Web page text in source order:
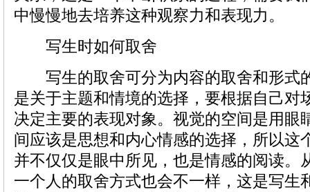
中慢慢地去培养这种观察力和表现力。
写生时如何取舍
写生的取舍可分为内容的取舍和形式
是关于主题和情境的选择，要根据自己对
决定主要的表现对象。视觉的空间是用眼
间应该是思想和内心情感的选择，所以这
并不仅仅是眼中所见，也是情感的阅读。
一个人的取舍方式也会不一样，这是写生